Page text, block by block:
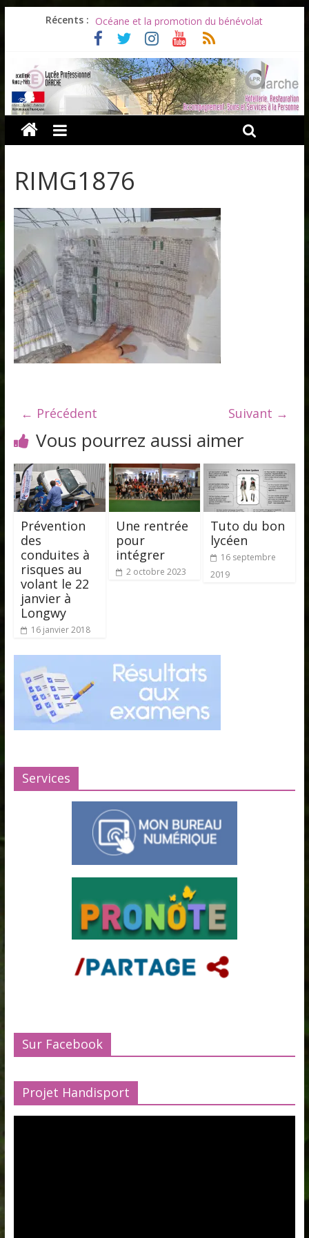
Récents :
Océane et la promotion du bénévolat
Bonnes vacances à tous !
Infos rentrée septembre 2026
Soirée d’adieux au Lycée Darche
RIMG1876
← Précédent Suivant →
Vous pourrez aussi aimer
Prévention
des
conduites à
risques au
volant le 22
janvier à
Longwy
16 janvier 2018
Une rentrée
pour
intégrer
2 octobre 2023
Tuto du bon
lycéen
16 septembre
2019
Services
Sur Facebook
Projet Handisport